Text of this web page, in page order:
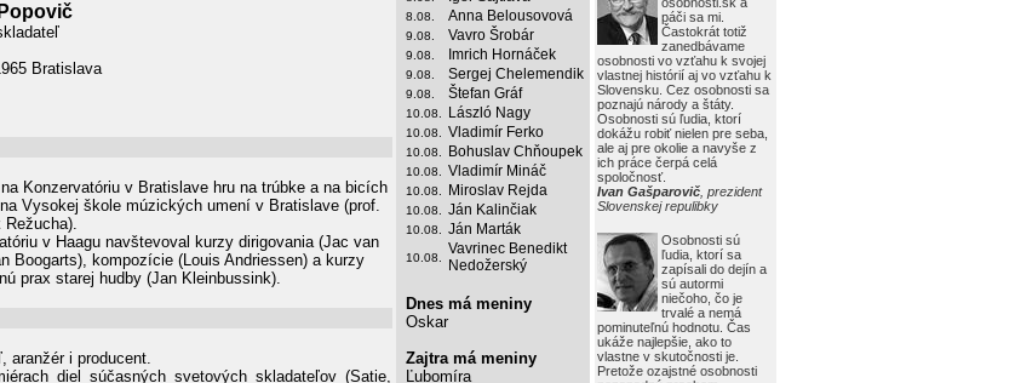
páči sa mi.
Častokrát totiž
zanedbávame
osobnosti vo vzťahu k svojej
vlastnej histórií aj vo vzťahu k
Slovensku. Cez osobnosti sa
poznajú národy a štáty.
Osobnosti sú ľudia, ktorí
dokážu robiť nielen pre seba,
ale aj pre okolie a navyše z
ich práce čerpá celá
spoločnosť.
Ivan Gašparovič , prezident
Slovenskej repulibky
Osobnosti sú
ľudia, ktorí sa
zapísali do dejín a
sú autormi
niečoho, čo je
trvalé a nemá
pominuteľnú hodnotu. Čas
ukáže najlepšie, ako to
vlastne v skutočnosti je.
Pretože ozajstné osobnosti
Bratislava
Konzervatóriu v Bratislave hru na trúbke a na bicích
Vysokej škole múzických umení v Bratislave (prof.
v Haagu navštevoval kurzy dirigovania (Jac van
Boogarts), kompozície (Louis Andriessen) a kurzy
prax starej hudby (Jan Kleinbussink).
aranžér i producent.
diel súčasných svetových skladateľov (Satie,
8.08. Anna Belousovová
9.08. Vavro Šrobár
9.08. Imrich Hornáček
9.08. Sergej Chelemendik
9.08. Štefan Gráf
10.08. László Nagy
10.08. Vladimír Ferko
10.08. Bohuslav Chňoupek
10.08. Vladimír Mináč
10.08. Miroslav Rejda
10.08. Ján Kalinčiak
10.08. Ján Marták
10.08.
Vavrinec Benedikt
Nedožerský
Dnes má meniny
Oskar
Zajtra má meniny
Ľubomíra